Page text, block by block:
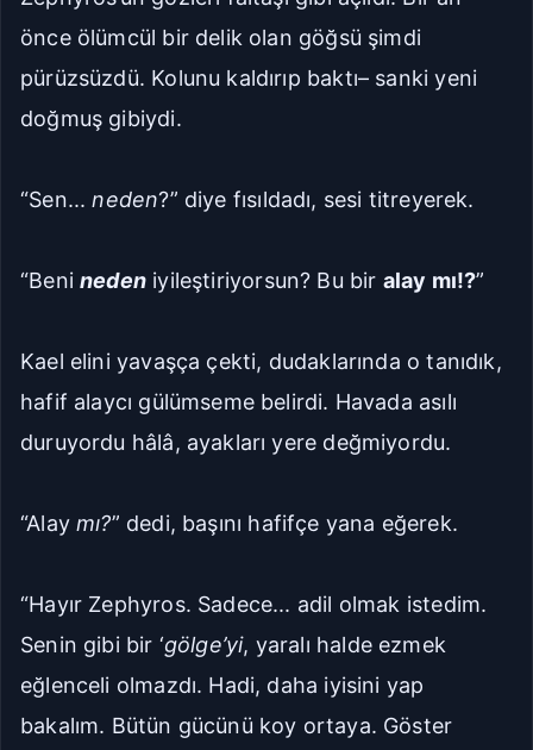
önce ölümcül bir delik olan göğsü şimdi
pürüzsüzdü. Kolunu kaldırıp baktı– sanki yeni
doğmuş gibiydi.
“Sen...neden?” diye fısıldadı, sesi titreyerek.
“Benineden iyileştiriyorsun? Bu bir alay mı!?”
Kael elini yavaşça çekti, dudaklarında o tanıdık,
hafif alaycı gülümseme belirdi. Havada asılı
duruyordu hâlâ, ayakları yere değmiyordu.
“Alaymı?” dedi, başını hafifçe yana eğerek.
“Hayır Zephyros. Sadece... adil olmak istedim.
Senin gibi bir ‘gölge’yi, yaralı halde ezmek
eğlenceli olmazdı. Hadi, daha iyisini yap
bakalım. Bütün gücünü koy ortaya. Göster